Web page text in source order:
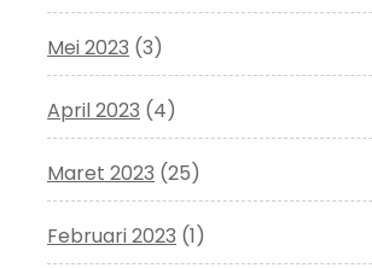
Mei 2023 (3)
April 2023 (4)
Maret 2023 (25)
Februari 2023 (1)